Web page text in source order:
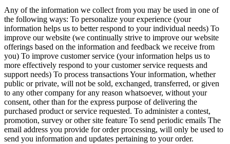
Any of the information we collect from you may be used in one of
the following ways: To personalize your experience (your
information helps us to better respond to your individual needs) To
improve our website (we continually strive to improve our website
offerings based on the information and feedback we receive from
you) To improve customer service (your information helps us to
more effectively respond to your customer service requests and
support needs) To process transactions Your information, whether
public or private, will not be sold, exchanged, transferred, or given
to any other company for any reason whatsoever, without your
consent, other than for the express purpose of delivering the
purchased product or service requested. To administer a contest,
promotion, survey or other site feature To send periodic emails The
email address you provide for order processing, will only be used to
send you information and updates pertaining to your order.